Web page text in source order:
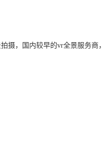
摄，国内较早的vr全景服务商